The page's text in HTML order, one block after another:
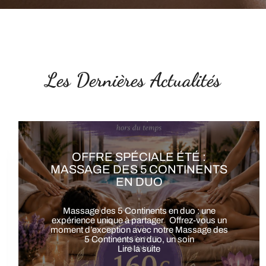
Les Dernières Actualités
OFFRE SPÉCIALE ÉTÉ : SOIN
ÉNERGÉTIQUE 6ÈME
CONTINENT EN DUO
Offre spéciale été: Soin du 6ᵉ Continent en duo
Une expérience unique à partager à Gémenos
Offrez-vous une parenthèse de
Lire la suite